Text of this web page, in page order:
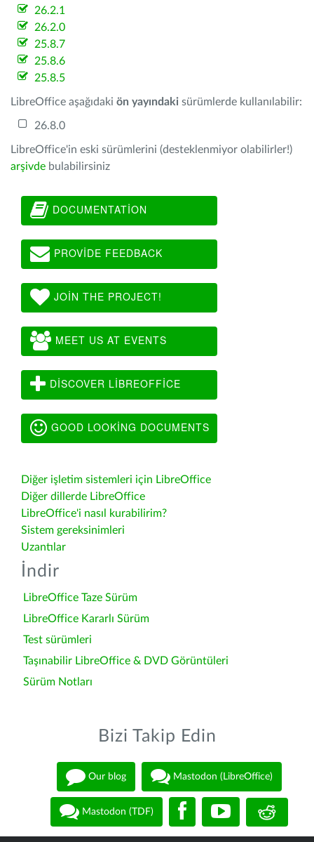
26.2.1
26.2.0
25.8.7
25.8.6
25.8.5
LibreOffice aşağıdaki ön yayındaki sürümlerde kullanılabilir:
26.8.0
LibreOffice'in eski sürümlerini (desteklenmiyor olabilirler!)
arşivde bulabilirsiniz
DOCUMENTATION
PROVIDE FEEDBACK
JOIN THE PROJECT!
MEET US AT EVENTS
DISCOVER LIBREOFFICE
GOOD LOOKING DOCUMENTS
Diğer işletim sistemleri için LibreOffice
Diğer dillerde LibreOffice
LibreOffice'i nasıl kurabilirim?
Sistem gereksinimleri
Uzantılar
İndir
LibreOffice Taze Sürüm
LibreOffice Kararlı Sürüm
Test sürümleri
Taşınabilir LibreOffice & DVD Görüntüleri
Sürüm Notları
Bizi Takip Edin
Our blog Mastodon (LibreOffice)
Mastodon (TDF)